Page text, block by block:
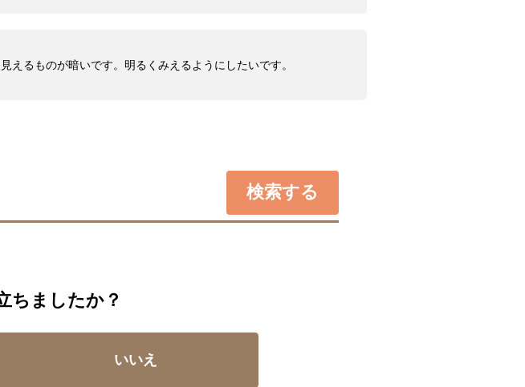
えるものが暗いです。明るくみえるようにしたいです。
ちましたか？
いいえ